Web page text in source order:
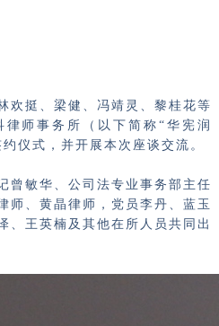
欢挺、梁健、冯靖灵、黎桂花等
师事务所（以下简称“华宪润
仪式，并开展本次座谈交流。
曾敏华、公司法专业事务部主任
师、黄晶律师，党员李丹、蓝玉
、王英楠及其他在所人员共同出